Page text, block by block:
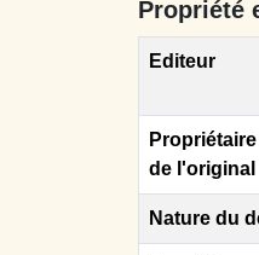
Propriété
Editeur
de l'original
Nature du